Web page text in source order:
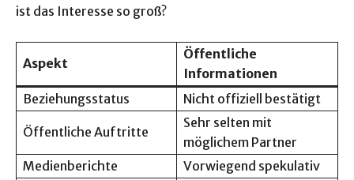
ist das Interesse so groß?
Aspekt
Öffentliche
Informationen
Beziehungsstatus
Nicht offiziell bestätigt
Öffentliche Auftritte
Sehr selten mit
möglichem Partner
Medienberichte
Vorwiegend spekulativ